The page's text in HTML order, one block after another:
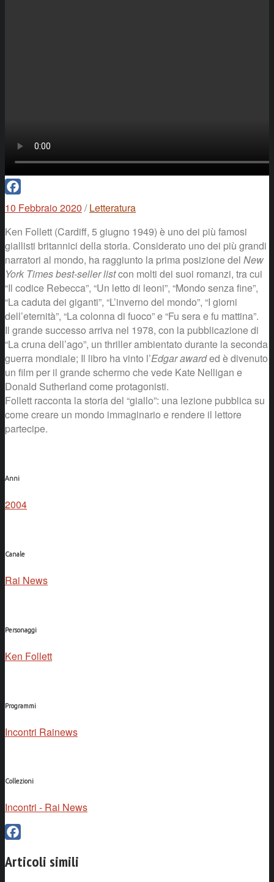
Facebook
10 Febbraio 2020 / Letteratura
Ken Follett (Cardiff, 5 giugno 1949) è uno dei più famosi
giallisti britannici della storia. Considerato uno dei più grandi
narratori al mondo, ha raggiunto la prima posizione del New
York Times best-seller listcon molti dei suoi romanzi, tra cui
“Il codice Rebecca”, “Un letto di leoni”, “Mondo senza fine”,
“La caduta dei giganti”, “L’inverno del mondo”, “I giorni
dell’eternità”, “La colonna di fuoco” e “Fu sera e fu mattina”.
Il grande successo arriva nel 1978, con la pubblicazione di
“La cruna dell’ago”, un thriller ambientato durante la seconda
guerra mondiale; Il libro ha vinto l’Edgar awarded è divenuto
un film per il grande schermo che vede Kate Nelligan e
Donald Sutherland come protagonisti.
Follett racconta la storia del “giallo”: una lezione pubblica su
come creare un mondo immaginario e rendere il lettore
partecipe.
Anni
2004
Canale
Rai News
Personaggi
Ken Follett
Programmi
Incontri Rainews
Collezioni
Incontri - Rai News
Articoli simili